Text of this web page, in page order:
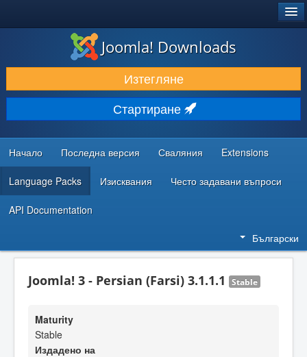
ИЗТЕГЛЯНЕ & РАЗШИРЯВАНЕ
ОТКРИВАЙТЕ & УЧЕТЕ
ОБЩНОСТ & ПОДДРЪЖКА
РЕСУРСИ ЗА РАЗРАБОТКА
Joomla! Downloads
Изтегляне
Стартиране
Начало Последна версия Сваляния Extensions
Language Packs Изисквания Често задавани въпроси
API Documentation
Български
Joomla! 3 - Persian (Farsi) 3.1.1.1 Stable
Maturity
Stable
Издадено на